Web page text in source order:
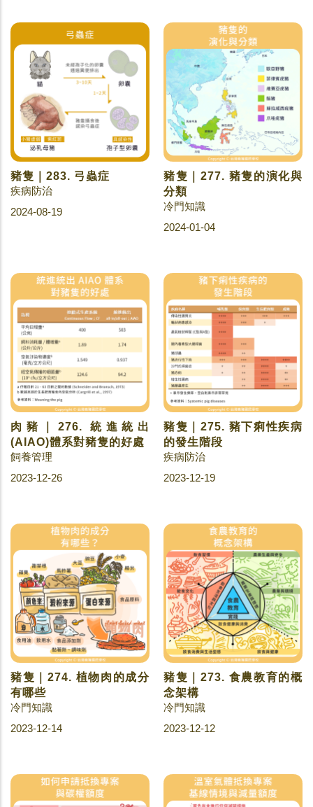
豬隻｜283. 弓蟲症
疾病防治
2024-08-19
豬隻｜277. 豬隻的演化與
分類
冷門知識
2024-01-04
肉豬｜276. 統進統出
(AIAO)體系對豬隻的好處
飼養管理
2023-12-26
豬隻｜275. 豬下痢性疾病
的發生階段
疾病防治
2023-12-19
豬隻｜274. 植物肉的成分
有哪些
冷門知識
2023-12-14
豬隻｜273. 食農教育的概
念架構
冷門知識
2023-12-12